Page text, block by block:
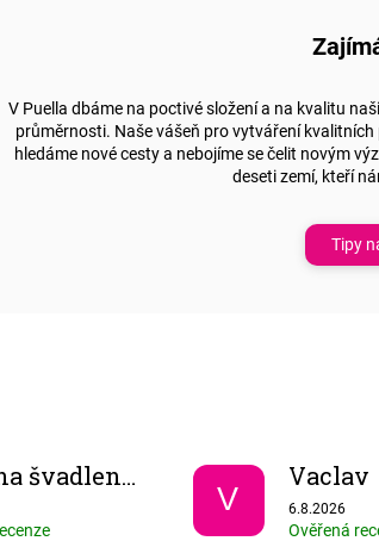
V Puella dbáme na poctivé složení a na kvalitu
průměrnosti. Naše vášeň pro vytváření
hledáme nové cesty a nebojíme se čelit novým
deseti zemí, kteří
Tipy
martina švadlenkova
obchodu je 5 z 5 hvězdiček. V
Vaclav
Hodnocení
6.8.2026
Ověřená